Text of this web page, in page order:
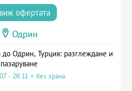
виж офертата
Одрин
до Одрин, Турция: разглеждане и
пазаруване
- 28.11 + без храна